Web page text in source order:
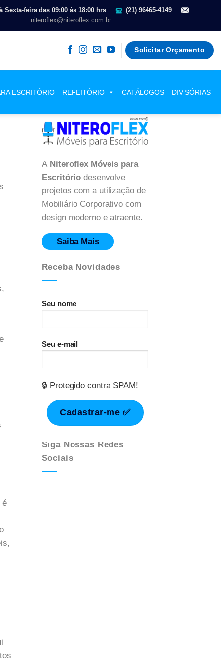
Sexta-feira das 09:00 às 18:00 hrs
(21) 96465-4149
niteroflex@niteroflex.com.br
Solicitar Orçamento
ESCRITÓRIO REFEITÓRIO CATÁLOGOS DIVISÓRIAS
é
Sobre Nós
A Niteroflex Móveis para
Escritório desenvolve
projetos com a utilização de
Mobiliário Corporativo com
design moderno e atraente.
Saiba Mais
Receba Novidades
Seu nome
Seu e-mail
🔒 Protegido contra SPAM!
Siga Nossas Redes
Sociais